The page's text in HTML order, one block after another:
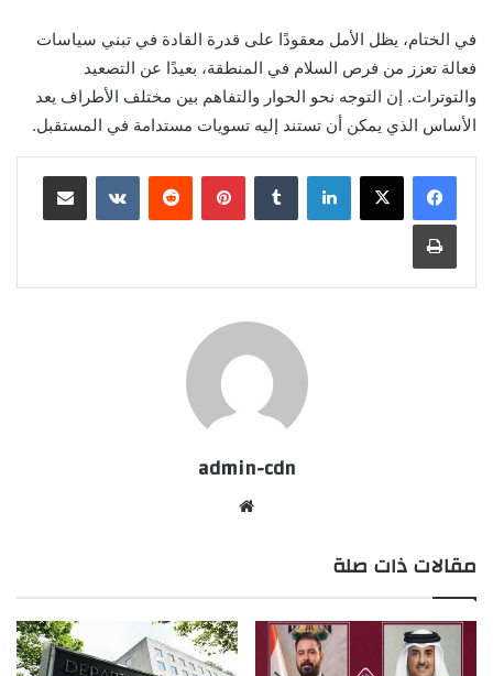
في الختام، يظل الأمل معقودًا على قدرة القادة في تبني سياسات
فعالة تعزز من فرص السلام في المنطقة، بعيدًا عن التصعيد
والتوترات. إن التوجه نحو الحوار والتفاهم بين مختلف الأطراف يعد
الأساس الذي يمكن أن تستند إليه تسويات مستدامة في المستقبل.
لينكدإن بينتيريست مشاركة عبر البريد
طباعة
admin-cdn
مقالات ذات صلة